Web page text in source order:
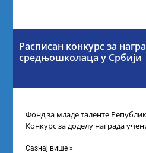
Расписан конкурс за
средњошколаца у Србији
Фонд за младе таленте
Конкурс за доделу награда
Сазнај више »